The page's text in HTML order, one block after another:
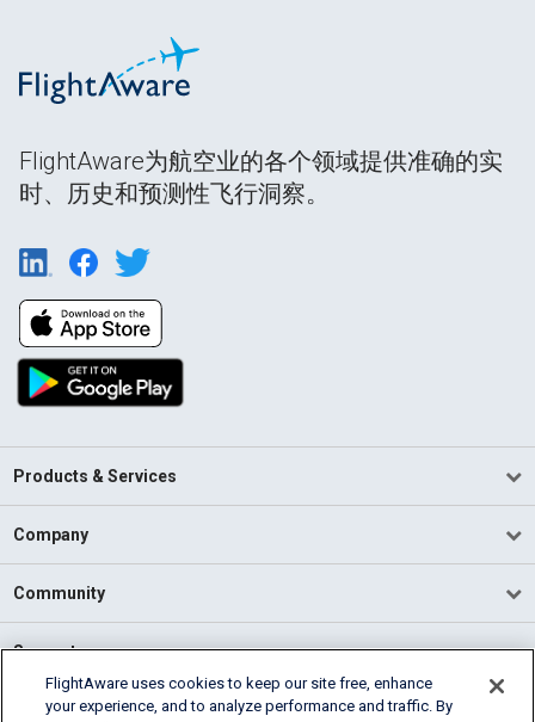
FlightAware为航空业的各个领域提供准确的实
时、历史和预测性飞行洞察。
Products & Services
Company
Community
Support
English (USA)
FlightAware uses cookies to keep our site free, enhance
your experience, and to analyze performance and traffic. By